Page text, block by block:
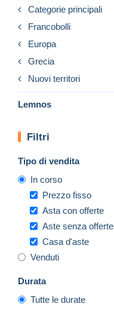
Categorie principali
Francobolli
Europa
Grecia
Nuovi territori
Lemnos
Filtri
Tipo di vendita
In corso
Prezzo fisso
Asta con offerte
Aste senza offerte
Casa d'aste
Venduti
Durata
Tutte le durate